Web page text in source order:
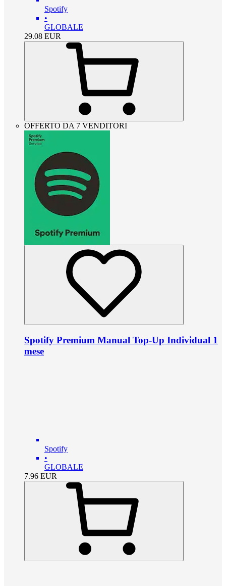
Spotify
•
GLOBALE
29.08 EUR
OFFERTO DA 7 VENDITORI
Spotify Premium Manual Top-Up Individual 1
mese
Spotify
•
GLOBALE
7.96 EUR